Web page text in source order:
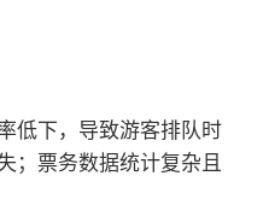
低下，导致游客排队时
；票务数据统计复杂且